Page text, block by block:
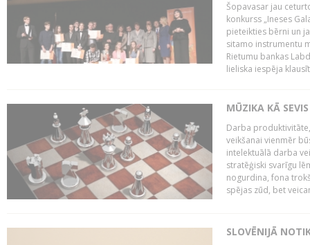
Šopavasar jau
konkurss „Ineses
pieteikties bērni un
sitamo instrumentu
Rietumu bankas
lieliska iespēja
MŪZIKA KĀ
Darba
veikšanai vienmēr
intelektuālā darba
stratēģiski svarīgu
nogurdina, fona
spējas zūd, bet
SLOVĒNIJĀ